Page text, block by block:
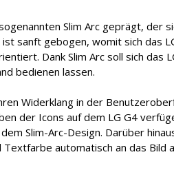
Slim Arc geprägt, der
sanft gebogen, womit sich das
Dank Slim Arc soll sich das
bedienen lassen.
Widerklang in der
der Icons auf dem LG G4
Slim-Arc-Design. Darüber
automatisch an das Bild